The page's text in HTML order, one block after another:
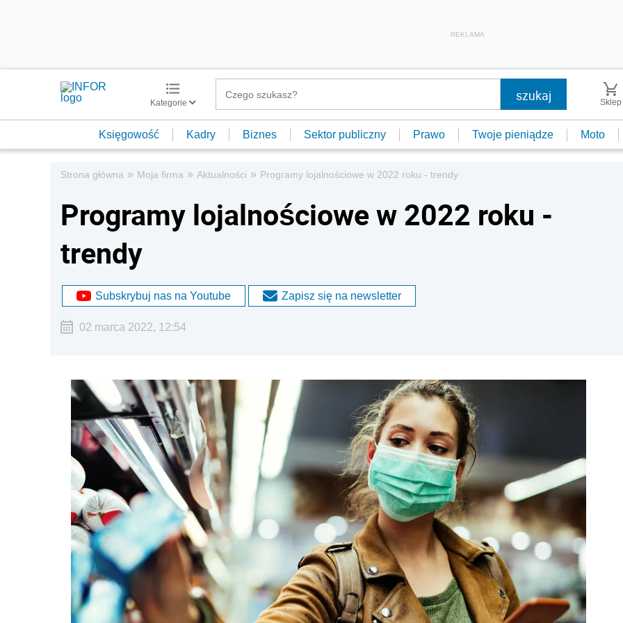
REKLAMA
Kategorie Sklep
Księgowość Kadry Biznes Sektor publiczny Prawo Twoje pieniądze Moto
Strona główna » Moja firma » Aktualności » Programy lojalnościowe w 2022 roku - trendy
Programy lojalnościowe w 2022 roku -
trendy
Subskrybuj nas na Youtube Zapisz się na newsletter
02 marca 2022, 12:54